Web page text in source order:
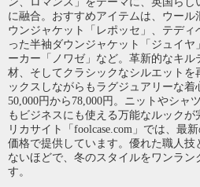
に融合。おすすめアイテムは、ウー
ウンジャケット「レポッセ」、テディ
った半袖ダウンジャケット「ジュイ
ーカー「ノワゼ」など。革新的なキ
材、そしてクラシックなシルエットを
ックスしながらもラグジュアリーな
50,000円から78,000円。ニットやシャ
もビジネスにも使える万能なルック
リカサイト「foolcase.com」では、最
価格で提供しています。優れた職人
ないほどで、冬のスタイルをワンラ
す。